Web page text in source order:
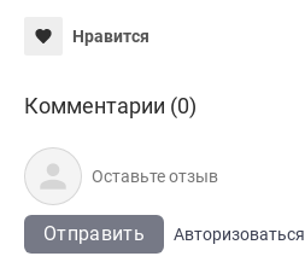
Нравится
Комментарии (0)
Отправить
Авторизоваться